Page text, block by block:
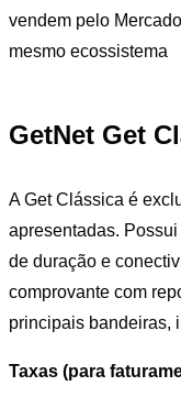
vendem pelo
mesmo ecossistema
GetNet Get
A Get Clássica é
apresentadas.
de duração e
comprovante com
principais bandeiras,
Taxas (para